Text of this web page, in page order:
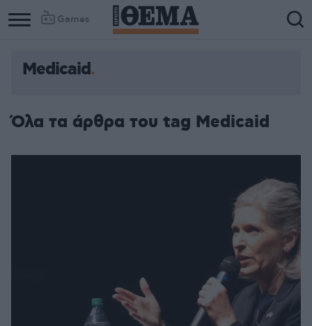
Games
Medicaid
Όλα τα άρθρα του tag Medicaid